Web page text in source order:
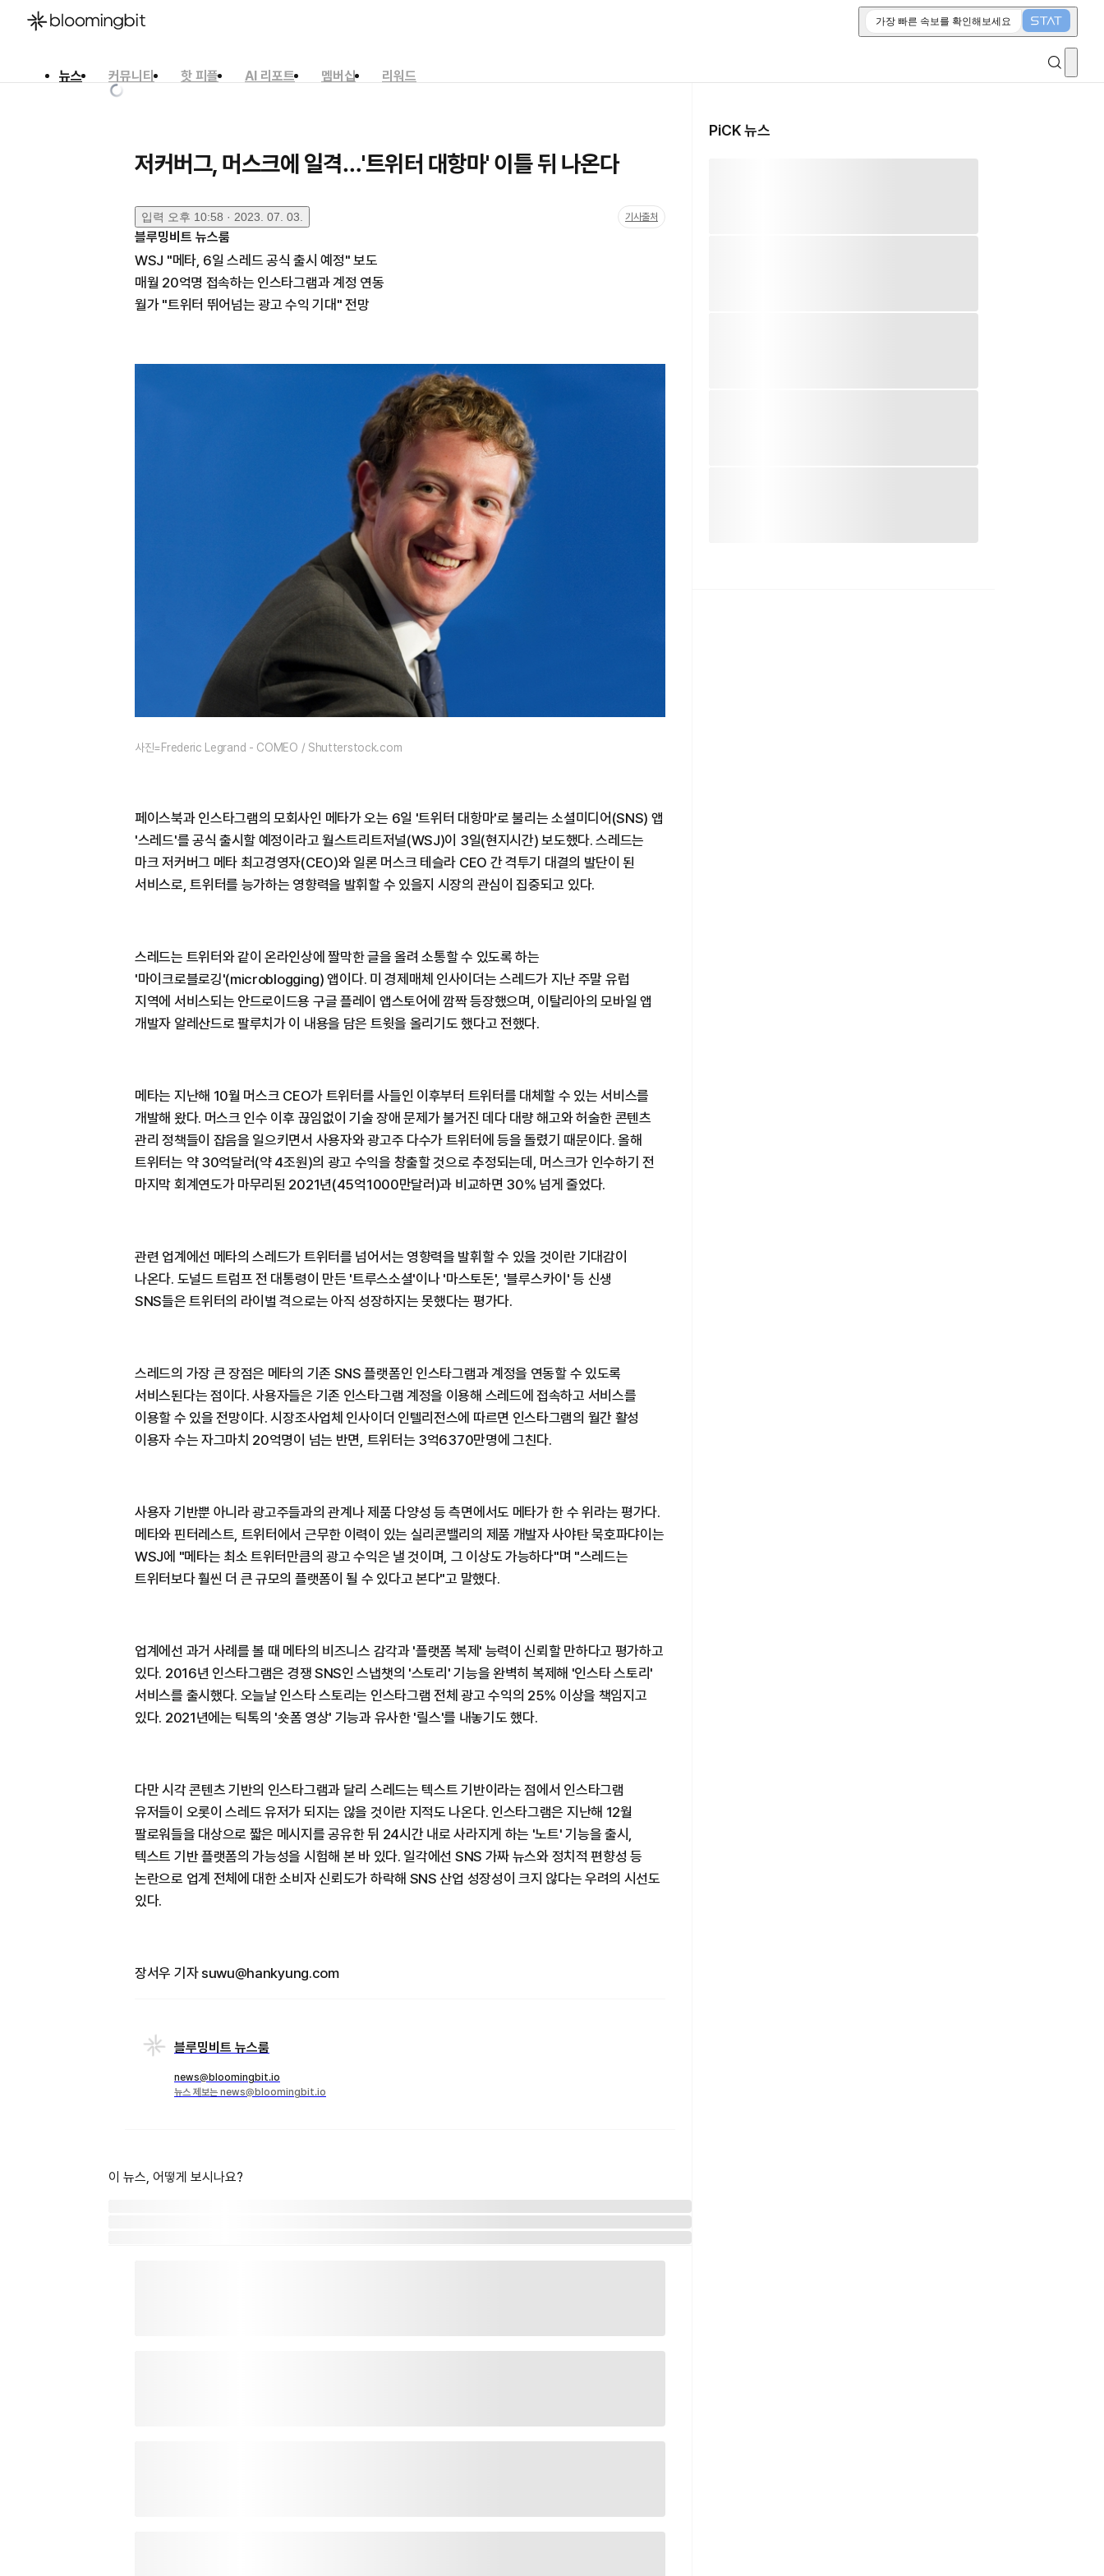
가장 빠른 속보를 확인해보세요
뉴스 커뮤니티 핫 피플 AI 리포트 멤버십
리워드
저커버그, 머스크에 일격…'트위터 대항마' 이틀 뒤 나온다
입력 오후 10:58 · 2023. 07. 03. 기사출처
블루밍비트 뉴스룸
WSJ "메타, 6일 스레드 공식 출시 예정" 보도
매월 20억명 접속하는 인스타그램과 계정 연동
월가 "트위터 뛰어넘는 광고 수익 기대" 전망
사진=Frederic Legrand - COMEO / Shutterstock.com
페이스북과 인스타그램의 모회사인 메타가 오는 6일 '트위터 대항마'로 불리는 소셜미디어(SNS) 앱
'스레드'를 공식 출시할 예정이라고 월스트리트저널(WSJ)이 3일(현지시간) 보도했다. 스레드는
마크 저커버그 메타 최고경영자(CEO)와 일론 머스크 테슬라 CEO 간 격투기 대결의 발단이 된
서비스로, 트위터를 능가하는 영향력을 발휘할 수 있을지 시장의 관심이 집중되고 있다.
스레드는 트위터와 같이 온라인상에 짤막한 글을 올려 소통할 수 있도록 하는
'마이크로블로깅'(microblogging) 앱이다. 미 경제매체 인사이더는 스레드가 지난 주말 유럽
지역에 서비스되는 안드로이드용 구글 플레이 앱스토어에 깜짝 등장했으며, 이탈리아의 모바일 앱
개발자 알레산드로 팔루치가 이 내용을 담은 트윗을 올리기도 했다고 전했다.
메타는 지난해 10월 머스크 CEO가 트위터를 사들인 이후부터 트위터를 대체할 수 있는 서비스를
개발해 왔다. 머스크 인수 이후 끊임없이 기술 장애 문제가 불거진 데다 대량 해고와 허술한 콘텐츠
관리 정책들이 잡음을 일으키면서 사용자와 광고주 다수가 트위터에 등을 돌렸기 때문이다. 올해
트위터는 약 30억달러(약 4조원)의 광고 수익을 창출할 것으로 추정되는데, 머스크가 인수하기 전
마지막 회계연도가 마무리된 2021년(45억1000만달러)과 비교하면 30% 넘게 줄었다.
관련 업계에선 메타의 스레드가 트위터를 넘어서는 영향력을 발휘할 수 있을 것이란 기대감이
나온다. 도널드 트럼프 전 대통령이 만든 '트루스소셜'이나 '마스토돈', '블루스카이' 등 신생
SNS들은 트위터의 라이벌 격으로는 아직 성장하지는 못했다는 평가다.
스레드의 가장 큰 장점은 메타의 기존 SNS 플랫폼인 인스타그램과 계정을 연동할 수 있도록
서비스된다는 점이다. 사용자들은 기존 인스타그램 계정을 이용해 스레드에 접속하고 서비스를
이용할 수 있을 전망이다. 시장조사업체 인사이더 인텔리전스에 따르면 인스타그램의 월간 활성
이용자 수는 자그마치 20억명이 넘는 반면, 트위터는 3억6370만명에 그친다.
사용자 기반뿐 아니라 광고주들과의 관계나 제품 다양성 등 측면에서도 메타가 한 수 위라는 평가다.
메타와 핀터레스트, 트위터에서 근무한 이력이 있는 실리콘밸리의 제품 개발자 사야탄 묵호파댜이는
WSJ에 "메타는 최소 트위터만큼의 광고 수익은 낼 것이며, 그 이상도 가능하다"며 "스레드는
트위터보다 훨씬 더 큰 규모의 플랫폼이 될 수 있다고 본다"고 말했다.
업계에선 과거 사례를 볼 때 메타의 비즈니스 감각과 '플랫폼 복제' 능력이 신뢰할 만하다고 평가하고
있다. 2016년 인스타그램은 경쟁 SNS인 스냅챗의 '스토리' 기능을 완벽히 복제해 '인스타 스토리'
서비스를 출시했다. 오늘날 인스타 스토리는 인스타그램 전체 광고 수익의 25% 이상을 책임지고
있다. 2021년에는 틱톡의 '숏폼 영상' 기능과 유사한 '릴스'를 내놓기도 했다.
다만 시각 콘텐츠 기반의 인스타그램과 달리 스레드는 텍스트 기반이라는 점에서 인스타그램
유저들이 오롯이 스레드 유저가 되지는 않을 것이란 지적도 나온다. 인스타그램은 지난해 12월
팔로워들을 대상으로 짧은 메시지를 공유한 뒤 24시간 내로 사라지게 하는 '노트' 기능을 출시,
텍스트 기반 플랫폼의 가능성을 시험해 본 바 있다. 일각에선 SNS 가짜 뉴스와 정치적 편향성 등
논란으로 업계 전체에 대한 소비자 신뢰도가 하락해 SNS 산업 성장성이 크지 않다는 우려의 시선도
있다.
장서우 기자 suwu@hankyung.com
블루밍비트 뉴스룸
news@bloomingbit.io
뉴스 제보는 news@bloomingbit.io
이 뉴스, 어떻게 보시나요?
PiCK 뉴스